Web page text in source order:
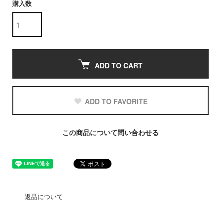
購入数
ADD TO CART
ADD TO FAVORITE
この商品について問い合わせる
返品について